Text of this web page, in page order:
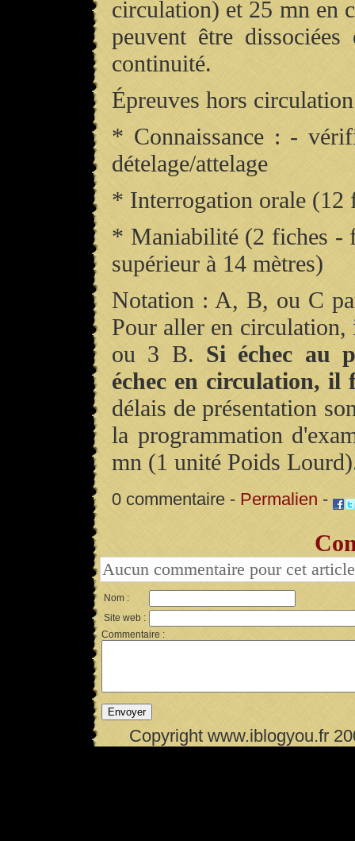
circulation) et 25 mn en
peuvent être
continuité.
Épreuves hors
* Connaissance : -
dételage/attelage
* Interrogation orale (12
* Maniabilité (2 fiches -
supérieur à 14 mètres)
Notation : A, B, ou C
Pour aller en
ou 3 B. Si échec au
échec en circulation, il
délais de présentation
la programmation
mn (1 unité Poids
0 commentaire - Permalien -
Aucun commentaire pour cet article
Nom :
Site web :
Commentaire :
Copyright www.iblogyou.fr